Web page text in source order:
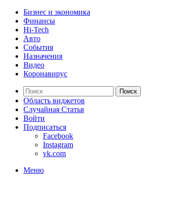
Бизнес и экономика
Финансы
Hi-Tech
Авто
События
Назначения
Видео
Коронавирус
Поиск
Область виджетов
Случайная Статья
Войти
Подписаться
Facebook
Instagram
vk.com
Меню